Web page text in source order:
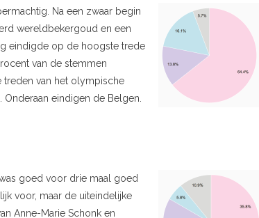
Na een zwaar begin
wereldbekergoud en een
eindigde op de hoogste trede
van de stemmen
treden van het olympische
eindigen de Belgen.
goed voor drie maal goed
voor, maar de uiteindelijke
Anne-Marie Schonk en